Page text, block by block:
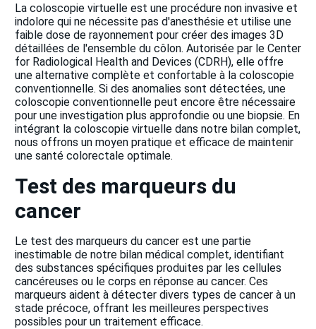
La coloscopie virtuelle est une procédure non invasive et
indolore qui ne nécessite pas d'anesthésie et utilise une
faible dose de rayonnement pour créer des images 3D
détaillées de l'ensemble du côlon. Autorisée par le Center
for Radiological Health and Devices (CDRH), elle offre
une alternative complète et confortable à la coloscopie
conventionnelle. Si des anomalies sont détectées, une
coloscopie conventionnelle peut encore être nécessaire
pour une investigation plus approfondie ou une biopsie. En
intégrant la coloscopie virtuelle dans notre bilan complet,
nous offrons un moyen pratique et efficace de maintenir
une santé colorectale optimale.
Test des marqueurs du
cancer
Le test des marqueurs du cancer est une partie
inestimable de notre bilan médical complet, identifiant
des substances spécifiques produites par les cellules
cancéreuses ou le corps en réponse au cancer. Ces
marqueurs aident à détecter divers types de cancer à un
stade précoce, offrant les meilleures perspectives
possibles pour un traitement efficace.